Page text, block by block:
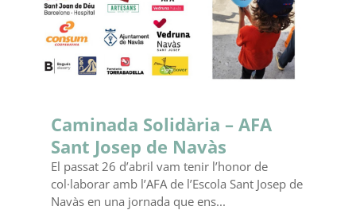
Caminada Solidària – AFA
Sant Josep de Navàs
El passat 26 d’abril vam tenir l’honor de
col·laborar amb l’AFA de l’Escola Sant Josep de
Navàs en una jornada que ens...